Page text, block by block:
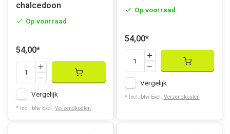
chalcedoon
Op voorraad
54,00*
Vergelijk
* Incl. btw Excl. Verzendkosten
Op voorraad
54,00*
Vergelijk
* Incl. btw Excl. Verzendkosten